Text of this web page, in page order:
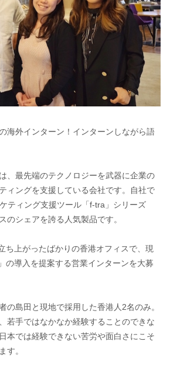
海外インターン！インターンしながら語
、最先端のテクノロジーを武器に企業の
ィングを支援している会社です。自社で
ティング支援ツール「f-tra」シリーズ
のシェアを誇る人気製品です。
ち上がったばかりの香港オフィスで、現
の導入を提案する営業インターンを大募
の島田と現地で採用した香港人2名のみ。
若手ではなかなか経験することのできな
本では経験できない苦労や面白さにこそ
す。